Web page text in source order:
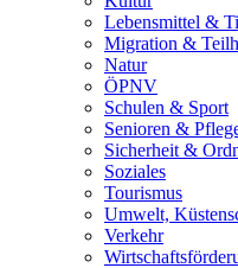
Lebensmittel &
Migration &
Natur
ÖPNV
Schulen & Sport
Senioren &
Sicherheit &
Soziales
Tourismus
Umwelt,
Verkehr